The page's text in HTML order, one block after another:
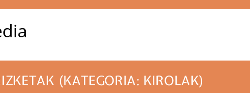
(KATEGORIA: KIROLAK)